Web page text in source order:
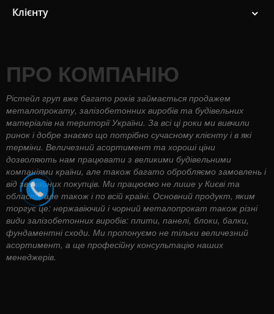
Клієнту
ПРО КОМПАНІЮ
Рістейл груп вже багато років займається продажем
металопрокату, залізобетонних виробів та будівельних
матеріалів на території України. За всі ці роки ми вивчили
ринок і добре знаємо що потрібно сучасному клієнту і в які
терміни. Величезний асортимент та хороші ціни
дозволяють нам працювати з великими будівельними
компаніями країни, але також багато обробляємо замовлень і
від звичайних покупців. Ми працюємо не лише у Києві та
області, але також і по всій країні. Основний продукт, яким
торгує це: нержавіючий і чорний металопрокат також різні
види залізобетонних виробів: плити, панелі, блоки, балки,
фундаментні сходи. Ми пропонуємо не тільки величезний
асортимент, а ще професійну консультацію наших
менеджерів.